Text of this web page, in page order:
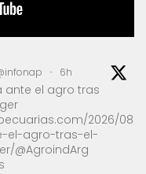
· 6h
ante el agro tras
2026/08/
el-agro-tras-el-
@AgroindArg